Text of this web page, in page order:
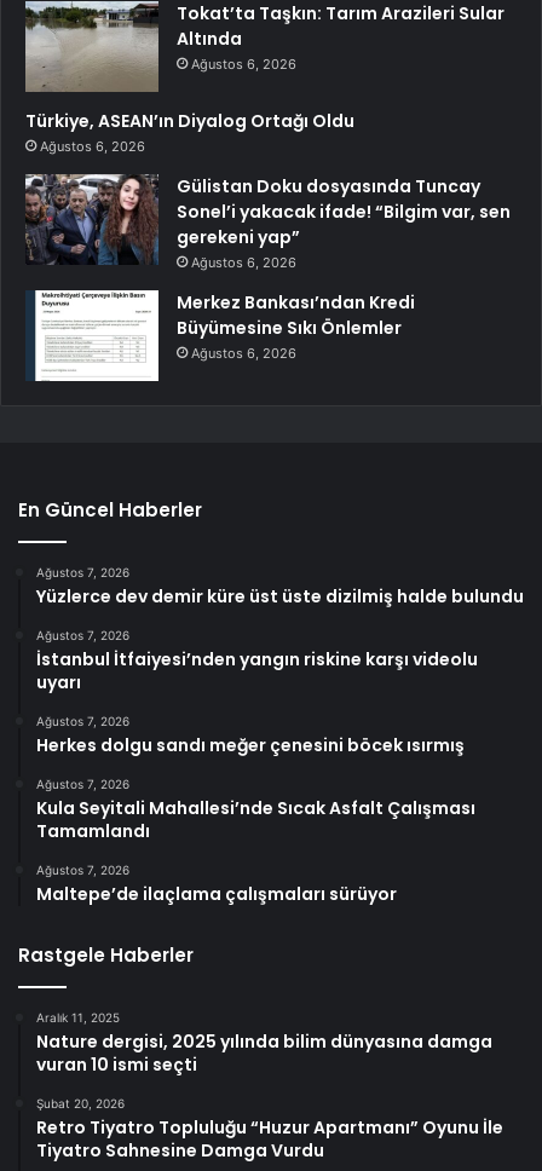
Tokat’ta Taşkın: Tarım Arazileri Sular
Altında
Ağustos 6, 2026
Türkiye, ASEAN’ın Diyalog Ortağı Oldu
Ağustos 6, 2026
Gülistan Doku dosyasında Tuncay
Sonel’i yakacak ifade! “Bilgim var, sen
gerekeni yap”
Ağustos 6, 2026
Merkez Bankası’ndan Kredi
Büyümesine Sıkı Önlemler
Ağustos 6, 2026
En Güncel Haberler
Ağustos 7, 2026
Yüzlerce dev demir küre üst üste dizilmiş halde bulundu
Ağustos 7, 2026
İstanbul İtfaiyesi’nden yangın riskine karşı videolu
uyarı
Ağustos 7, 2026
Herkes dolgu sandı meğer çenesini böcek ısırmış
Ağustos 7, 2026
Kula Seyitali Mahallesi’nde Sıcak Asfalt Çalışması
Tamamlandı
Ağustos 7, 2026
Maltepe’de ilaçlama çalışmaları sürüyor
Rastgele Haberler
Aralık 11, 2025
Nature dergisi, 2025 yılında bilim dünyasına damga
vuran 10 ismi seçti
Şubat 20, 2026
Retro Tiyatro Topluluğu “Huzur Apartmanı” Oyunu İle
Tiyatro Sahnesine Damga Vurdu